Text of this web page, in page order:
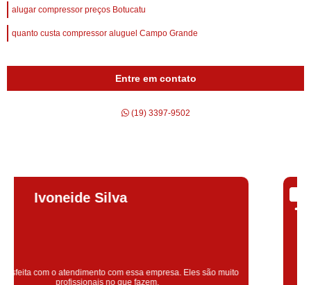
alugar compressor preços Botucatu
quanto custa compressor aluguel Campo Grande
Entre em contato
(19) 3397-9502
Silvana Alves
Super satisfeita com o serviço prestado, atendimento muito bom!
colaoradores educado e transparente, destaque para o colaborador